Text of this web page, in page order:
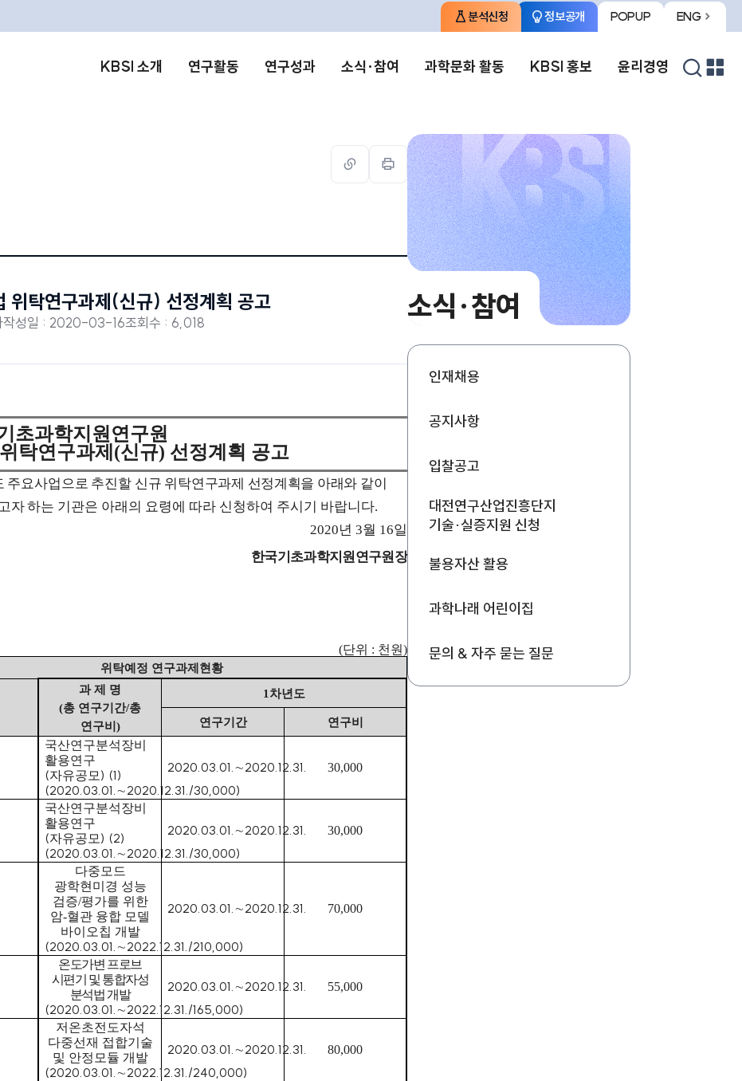
분석신청 정보공개 POPUP
팝업존
ENG
영문사이트로
KBSI 소개 연구활동 연구성과 소식·참여 과학문화 활동 KBSI 홍보 윤리경영
검
url
프린트하기
탁연구과제(신규) 선정계획 공고
작성일 : 2020-03-16조회수 : 6,018
초과학지원연구원
탁연구과제 (신규) 선정계획 공고
주요사업으로 추진할 신규 위탁연구과제 선정계획을 아래와 같이
자 하는 기관은 아래의 요령에 따라 신청하여 주시기 바랍니다.
2020년 3월 16일
한국기초과학지원연구원장
(단위 : 천원)
위탁예정 연구과제현황
과 제 명
(총 연구기간/총
연구비 )
1 차년도
연구기간 연구비
국산연구분석장비
활용연구
(자유공모 ) (1)
(2020.03.01.∼2020.12.31./30,000)
2020.03.01.∼2020.12.31. 30,000
국산연구분석장비
활용연구
(자유공모 ) (2)
(2020.03.01.∼2020.12.31./30,000)
2020.03.01.∼2020.12.31. 30,000
다중모드
광학현미경 성능
검증/평가를 위한
암-혈관 융합 모델
바이오칩 개발
(2020.03.01.∼2022.12.31./210,000)
2020.03.01.∼2020.12.31. 70,000
온도가변 프로브
시편기 및 통합자성
분석법 개발
(2020.03.01.∼2022.12.31./165,000)
2020.03.01.∼2020.12.31. 55,000
저온초전도자석
다중선재 접합기술
및 안정모듈 개발
(2020.03.01.∼2022.12.31./240,000)
2020.03.01.∼2020.12.31. 80,000
소식·참여
인재채용
공지사항
입찰공고
대전연구산업진흥단지
기술·실증지원 신청
불용자산 활용
과학나래 어린이집
문의 & 자주 묻는 질문